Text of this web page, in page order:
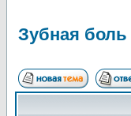
Зубная боль